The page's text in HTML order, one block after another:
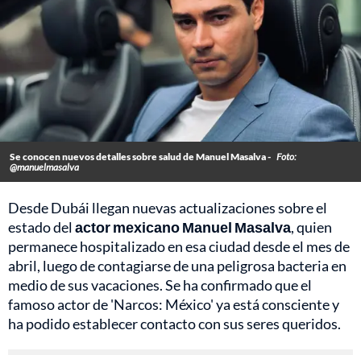
Se conocen nuevos detalles sobre salud de Manuel Masalva - Foto:
@manuelmasalva
Desde Dubái llegan nuevas actualizaciones sobre el
estado delactor mexicano Manuel Masalva, quien
permanece hospitalizado en esa ciudad desde el mes de
abril, luego de contagiarse de una peligrosa bacteria en
medio de sus vacaciones. Se ha confirmado que el
famoso actor de 'Narcos: México' ya está consciente y
ha podido establecer contacto con sus seres queridos.